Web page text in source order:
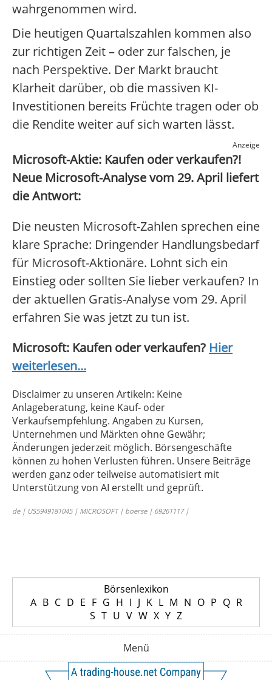
wahrgenommen wird.
Die heutigen Quartalszahlen kommen also
zur richtigen Zeit – oder zur falschen, je
nach Perspektive. Der Markt braucht
Klarheit darüber, ob die massiven KI-
Investitionen bereits Früchte tragen oder ob
die Rendite weiter auf sich warten lässt.
Anzeige
Microsoft-Aktie: Kaufen oder verkaufen?!
Neue Microsoft-Analyse vom 29. April liefert
die Antwort:
Die neusten Microsoft-Zahlen sprechen eine
klare Sprache: Dringender Handlungsbedarf
für Microsoft-Aktionäre. Lohnt sich ein
Einstieg oder sollten Sie lieber verkaufen? In
der aktuellen Gratis-Analyse vom 29. April
erfahren Sie was jetzt zu tun ist.
Microsoft: Kaufen oder verkaufen? Hier
weiterlesen...
Disclaimer zu unseren Artikeln: Keine
Anlageberatung, keine Kauf- oder
Verkaufsempfehlung. Angaben zu Kursen,
Unternehmen und Märkten ohne Gewähr;
Änderungen jederzeit möglich. Börsengeschäfte
können zu hohen Verlusten führen. Unsere Beiträge
werden ganz oder teilweise automatisiert mit
Unterstützung von AI erstellt und geprüft.
de | US5949181045 | MICROSOFT | boerse | 69261117 |
Börsenlexikon
A B C D E F G H I J K L M N O P Q R
S T U V W X Y Z
Menü